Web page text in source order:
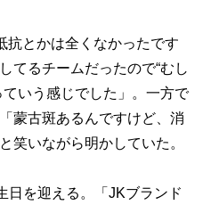
とかは全くなかったです
てるチームだったので“むし
いう感じでした」。一方で
蒙古斑あるんですけど、消
笑いながら明かしていた。
を迎える。「JKブランド